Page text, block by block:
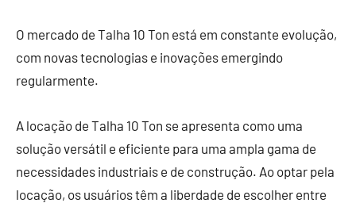
O mercado de Talha 10 Ton está em constante evolução,
com novas tecnologias e inovações emergindo
regularmente.
A locação de Talha 10 Ton se apresenta como uma
solução versátil e eficiente para uma ampla gama de
necessidades industriais e de construção. Ao optar pela
locação, os usuários têm a liberdade de escolher entre